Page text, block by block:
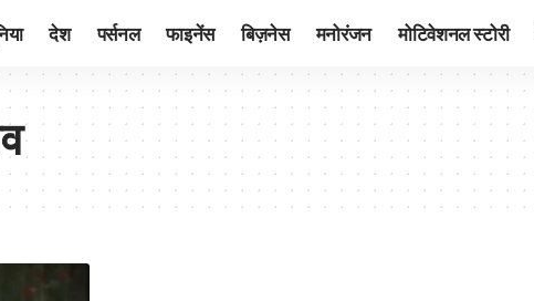
देश पर्सनल फाइनेंस बिज़नेस मनोरंजन मोटिवेशनल स्टोरी